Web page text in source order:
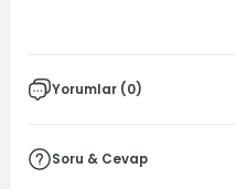
Yorumlar (0)
Soru & Cevap